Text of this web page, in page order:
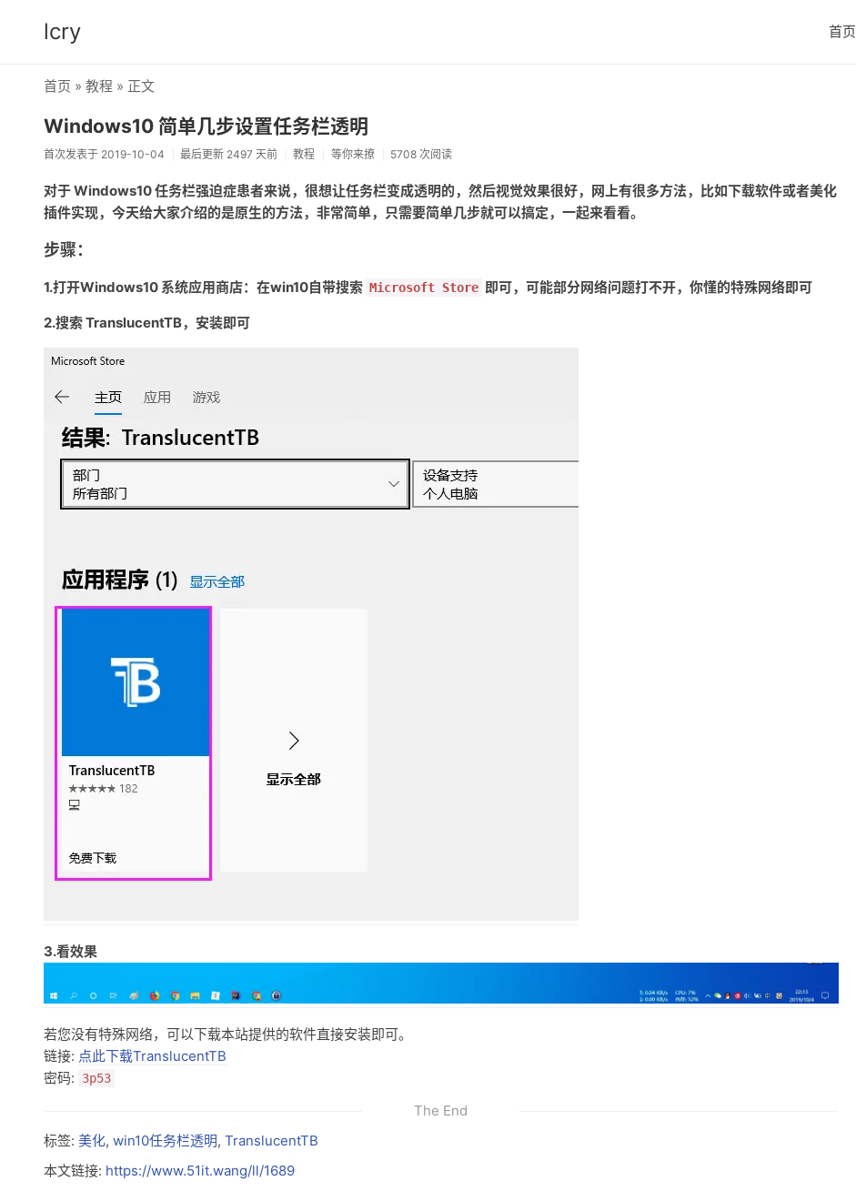
lcry 首页
首页 » 教程 » 正文
Windows10 简单几步设置任务栏透明
首次发表于 2019-10-04 最后更新 2497 天前 教程 等你来撩 5708 次阅读
对于 Windows10 任务栏强迫症患者来说，很想让任务栏变成透明的，然后视觉效果很好，网上有很多方法，比如下载软件或者美化
插件实现，今天给大家介绍的是原生的方法，非常简单，只需要简单几步就可以搞定，一起来看看。
步骤：
1.打开Windows10 系统应用商店：在win10自带搜索 Microsoft Store 即可，可能部分网络问题打不开，你懂的特殊网络即可
2.搜索 TranslucentTB，安装即可
3.看效果
若您没有特殊网络，可以下载本站提供的软件直接安装即可。
链接: 点此下载TranslucentTB
密码:
3p53
The End
标签: 美化, win10任务栏透明, TranslucentTB
本文链接: https://www.51it.wang/ll/1689